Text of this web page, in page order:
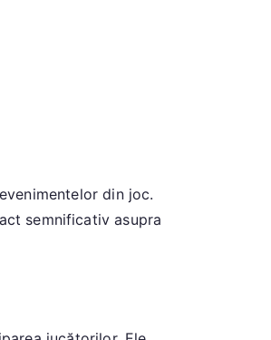
din joc.
semnificativ asupra